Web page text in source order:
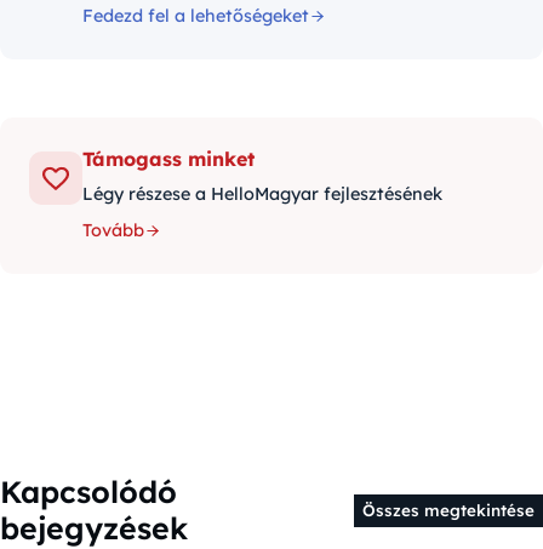
Fedezd fel a lehetőségeket
Támogass minket
Légy részese a HelloMagyar fejlesztésének
Tovább
Kapcsolódó
bejegyzések
Összes megtekintése